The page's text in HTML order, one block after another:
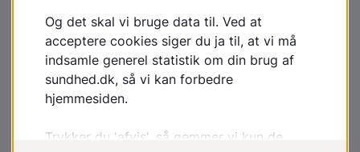
Læs i en bog (papir) ikke e-bog, ikke tablet eller
mobiltelefon inden du sover
Tag evt. et varmt bad inden sengetid
Undgå kaffe og andre koffeinholdige drikke om
aftenen
Stå op om morgenen på samme tid